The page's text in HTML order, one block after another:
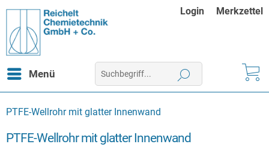
Login Merkzettel
Menü
PTFE-Wellrohr mit glatter Innenwand
PTFE-Wellrohr mit glatter Innenwand